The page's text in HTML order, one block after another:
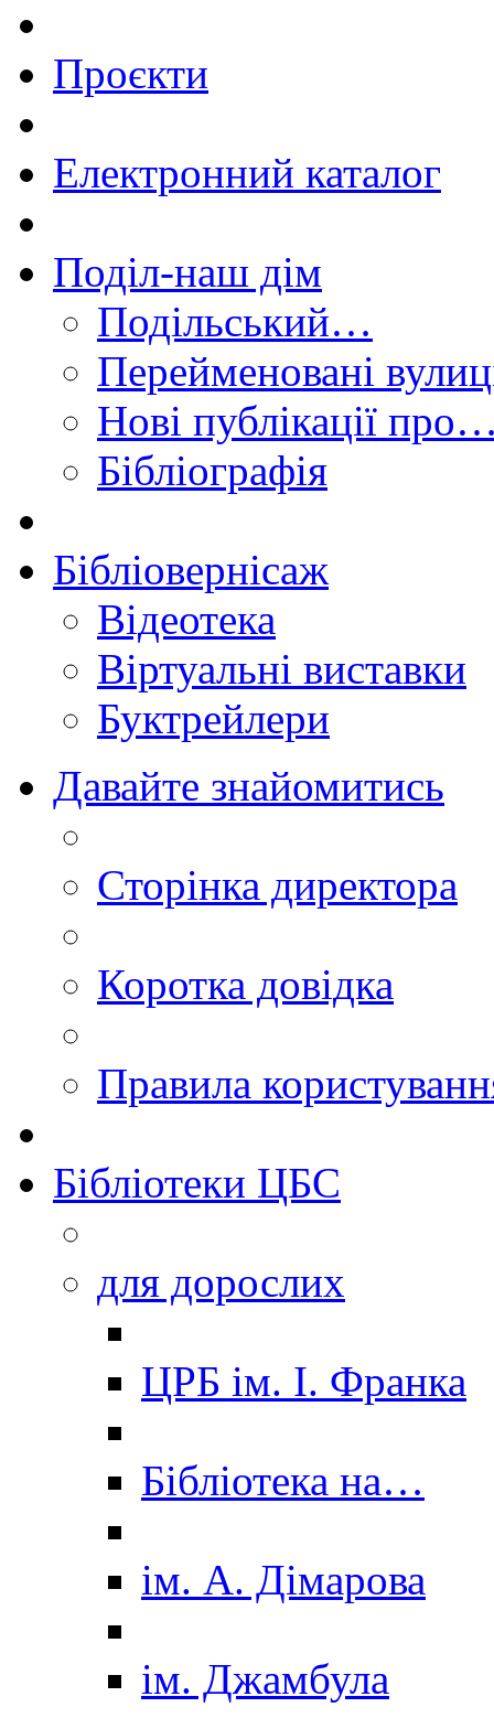
Проєкти
Електронний каталог
Поділ-наш дім
Подільський…
Перейменовані
Нові публікації
Бібліографія
Бібліовернісаж
Відеотека
Віртуальні виставки
Буктрейлери
Давайте знайомитись
Сторінка директора
Коротка довідка
Правила
Бібліотеки ЦБС
для дорослих
ЦРБ ім. І. Франка
Бібліотека на…
ім. А. Дімарова
ім. Джамбула